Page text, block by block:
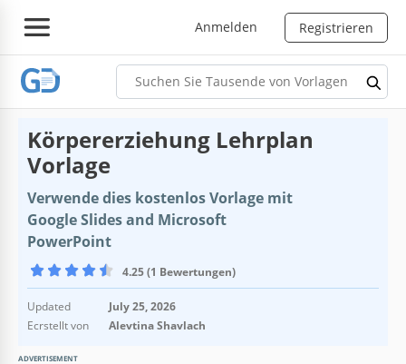
Anmelden Registrieren
Körpererziehung Lehrplan
Vorlage
Verwende dies kostenlos Vorlage mit
Google Slides and Microsoft
PowerPoint
4.25 (1 Bewertungen)
Updated
July 25, 2026
Ecrstellt von
Alevtina Shavlach
ADVERTISEMENT